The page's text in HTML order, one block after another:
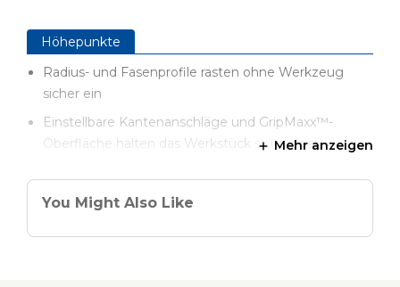
Höhepunkte
Radius- und Fasenprofile rasten ohne Werkzeug
sicher ein
Einstellbare Kantenanschläge und GripMaxx™-
Oberfläche halten das Werkstück sicher fest
8 verschiedene Profilschablonen zum
Mehr anzeigen
You Might Also Like